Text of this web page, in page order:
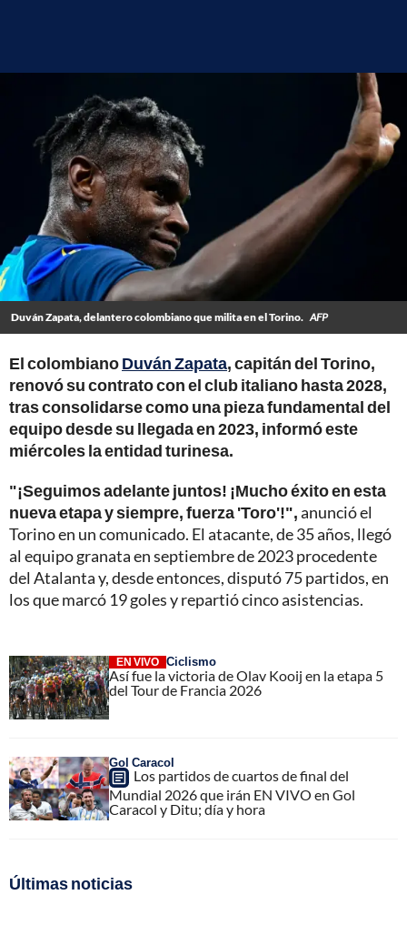
Duván Zapata, delantero colombiano que milita en el Torino. AFP
El colombianoDuván Zapata, capitán del Torino,
renovó su contrato con el club italiano hasta 2028,
tras consolidarse como una pieza fundamental del
equipo desde su llegada en 2023, informó este
miércoles la entidad turinesa.
"¡Seguimos adelante juntos! ¡Mucho éxito en esta
nueva etapa y siempre, fuerza 'Toro'!",anunció el
Torino en un comunicado. El atacante, de 35 años, llegó
al equipo granata en septiembre de 2023 procedente
del Atalanta y, desde entonces, disputó 75 partidos, en
los que marcó 19 goles y repartió cinco asistencias.
EN VIVO Ciclismo
Así fue la victoria de Olav Kooij en la etapa 5
del Tour de Francia 2026
Gol Caracol
Los partidos de cuartos de final del
Mundial 2026 que irán EN VIVO en Gol
Caracol y Ditu; día y hora
Últimas noticias